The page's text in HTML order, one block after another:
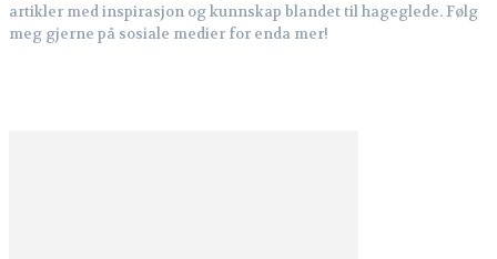
artikler med inspirasjon og kunnskap blandet til hageglede. Følg
meg gjerne på sosiale medier for enda mer!